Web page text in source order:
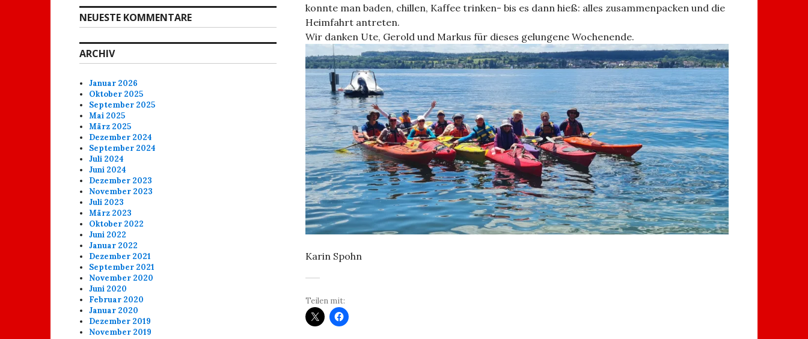
konnte man baden, chillen, Kaffee trinken- bis es dann hieß: alles zusammenpacken und die
Heimfahrt antreten.
Wir danken Ute, Gerold und Markus für dieses gelungene Wochenende.
Karin Spohn
Teilen mit:
NEUESTE KOMMENTARE
ARCHIV
Januar 2026
Oktober 2025
September 2025
Mai 2025
März 2025
Dezember 2024
September 2024
Juli 2024
Juni 2024
Dezember 2023
November 2023
Juli 2023
März 2023
Oktober 2022
Juni 2022
Januar 2022
Dezember 2021
September 2021
November 2020
Juni 2020
Februar 2020
Januar 2020
Dezember 2019
November 2019